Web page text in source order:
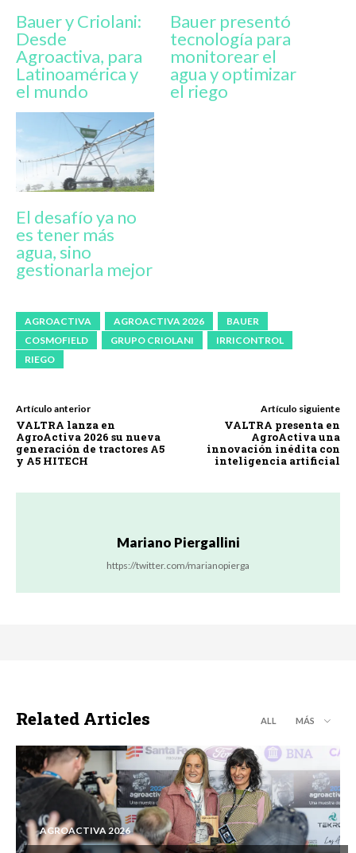
Bauer y Criolani:
Desde
Agroactiva, para
Latinoamérica y
el mundo
Bauer presentó
tecnología para
monitorear el
agua y optimizar
el riego
El desafío ya no
es tener más
agua, sino
gestionarla mejor
AGROACTIVA AGROACTIVA 2026
BAUER
COSMOFIELD
GRUPO CRIOLANI
IRRICONTROL
RIEGO
Artículo anterior
VALTRA lanza en
AgroActiva 2026 su nueva
generación de tractores A5
y A5 HITECH
Artículo siguiente
VALTRA presenta en
AgroActiva una
innovación inédita con
inteligencia artificial
Mariano Piergallini
https://twitter.com/marianopierga
Related Articles ALL MÁS
AGROACTIVA 2026